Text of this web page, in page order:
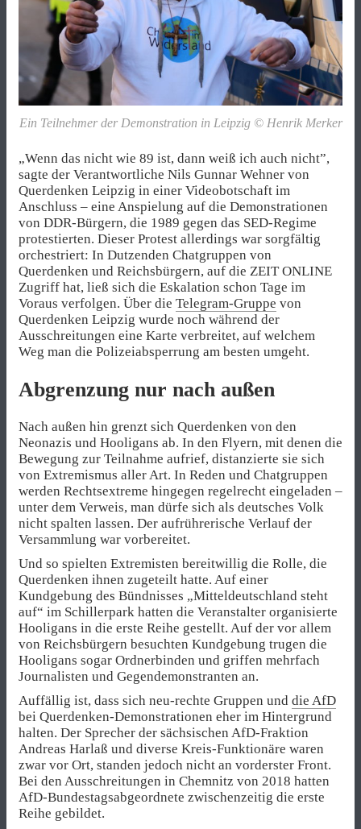
Ein Teilnehmer der Demonstration in Leipzig © Henrik Merker
„Wenn das nicht wie 89 ist, dann weiß ich auch nicht”,
sagte der Verantwortliche Nils Gunnar Wehner von
Querdenken Leipzig in einer Videobotschaft im
Anschluss – eine Anspielung auf die Demonstrationen
von DDR-Bürgern, die 1989 gegen das SED-Regime
protestierten. Dieser Protest allerdings war sorgfältig
orchestriert: In Dutzenden Chatgruppen von
Querdenken und Reichsbürgern, auf die ZEIT ONLINE
Zugriff hat, ließ sich die Eskalation schon Tage im
Voraus verfolgen. Über die Telegram-Gruppe von
Querdenken Leipzig wurde noch während der
Ausschreitungen eine Karte verbreitet, auf welchem
Weg man die Polizeiabsperrung am besten umgeht.
Abgrenzung nur nach außen
Nach außen hin grenzt sich Querdenken von den
Neonazis und Hooligans ab. In den Flyern, mit denen die
Bewegung zur Teilnahme aufrief, distanzierte sie sich
von Extremismus aller Art. In Reden und Chatgruppen
werden Rechtsextreme hingegen regelrecht eingeladen –
unter dem Verweis, man dürfe sich als deutsches Volk
nicht spalten lassen. Der aufrührerische Verlauf der
Versammlung war vorbereitet.
Und so spielten Extremisten bereitwillig die Rolle, die
Querdenken ihnen zugeteilt hatte. Auf einer
Kundgebung des Bündnisses „Mitteldeutschland steht
auf“ im Schillerpark hatten die Veranstalter organisierte
Hooligans in die erste Reihe gestellt. Auf der vor allem
von Reichsbürgern besuchten Kundgebung trugen die
Hooligans sogar Ordnerbinden und griffen mehrfach
Journalisten und Gegendemonstranten an.
Auffällig ist, dass sich neu-rechte Gruppen und die AfD
bei Querdenken-Demonstrationen eher im Hintergrund
halten. Der Sprecher der sächsischen AfD-Fraktion
Andreas Harlaß und diverse Kreis-Funktionäre waren
zwar vor Ort, standen jedoch nicht an vorderster Front.
Bei den Ausschreitungen in Chemnitz von 2018 hatten
AfD-Bundestagsabgeordnete zwischenzeitig die erste
Reihe gebildet.